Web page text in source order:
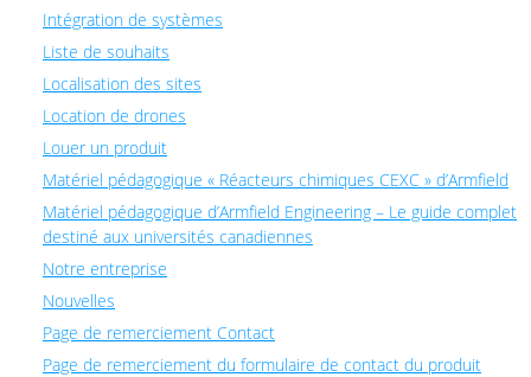
Intégration de systèmes
Liste de souhaits
Localisation des sites
Location de drones
Louer un produit
Matériel pédagogique « Réacteurs chimiques CEXC » d’Armfield
Matériel pédagogique d’Armfield Engineering – Le guide complet
destiné aux universités canadiennes
Notre entreprise
Nouvelles
Page de remerciement Contact
Page de remerciement du formulaire de contact du produit